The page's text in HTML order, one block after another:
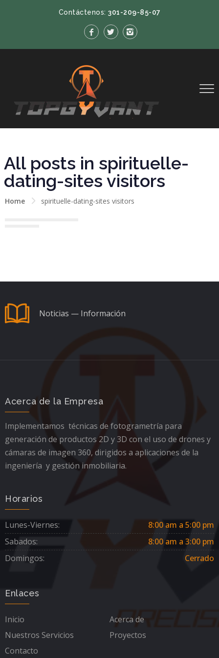
Contáctenos: 301-209-85-07
All posts in spirituelle-
dating-sites visitors
Home spirituelle-dating-sites visitors
Noticias — Información
Acerca de la Empresa
Implementamos técnicas de fotogrametría para
generación de productos 2D y 3D con el uso de drones y
cámaras de imagen 360, dirigidos a aplicaciones de la
ingeniería y gestión inmobiliaria.
Horarios
Lunes-Viernes:
8:00 am a 5:00 pm
Sabados:
8:00 am a 3:00 pm
Domingos:
Cerrado
Enlaces
Inicio
Acerca de
Nuestros Servicios
Proyectos
Contacto